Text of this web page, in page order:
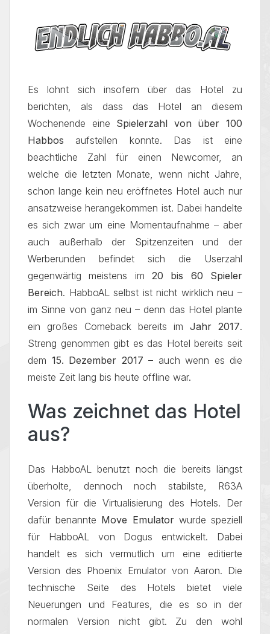
Es lohnt sich insofern über das Hotel zu
berichten, als dass das Hotel an diesem
Wochenende eine Spielerzahl von über 100
Habbos aufstellen konnte. Das ist eine
beachtliche Zahl für einen Newcomer, an
welche die letzten Monate, wenn nicht Jahre,
schon lange kein neu eröffnetes Hotel auch nur
ansatzweise herangekommen ist. Dabei handelte
es sich zwar um eine Momentaufnahme – aber
auch außerhalb der Spitzenzeiten und der
Werberunden befindet sich die Userzahl
gegenwärtig meistens im 20 bis 60 Spieler
Bereich. HabboAL selbst ist nicht wirklich neu –
im Sinne von ganz neu – denn das Hotel plante
ein großes Comeback bereits im Jahr 2017.
Streng genommen gibt es das Hotel bereits seit
dem 15. Dezember 2017 – auch wenn es die
meiste Zeit lang bis heute offline war.
Was zeichnet das Hotel
aus?
Das HabboAL benutzt noch die bereits längst
überholte, dennoch noch stabilste, R63A
Version für die Virtualisierung des Hotels. Der
dafür benannte Move Emulatorwurde speziell
für HabboAL von Dogus entwickelt. Dabei
handelt es sich vermutlich um eine editierte
Version des Phoenix Emulator von Aaron. Die
technische Seite des Hotels bietet viele
Neuerungen und Features, die es so in der
normalen Version nicht gibt. Zu den wohl